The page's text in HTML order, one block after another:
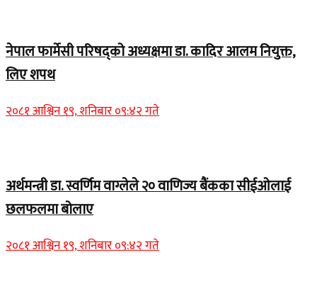
नेपाल फार्मेसी परिषद्को अध्यक्षमा डा. कादिर आलम नियुक्त,
लिए शपथ
२०८१ आश्विन १९, शनिबार ०९:४२ गते
अर्थमन्त्री डा. स्वर्णिम वाग्लेले २० वाणिज्य बैंकका सीईओलाई
छलफलमा बोलाए
२०८१ आश्विन १९, शनिबार ०९:४२ गते